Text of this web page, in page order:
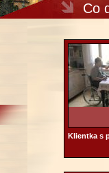
Co
Klientka s